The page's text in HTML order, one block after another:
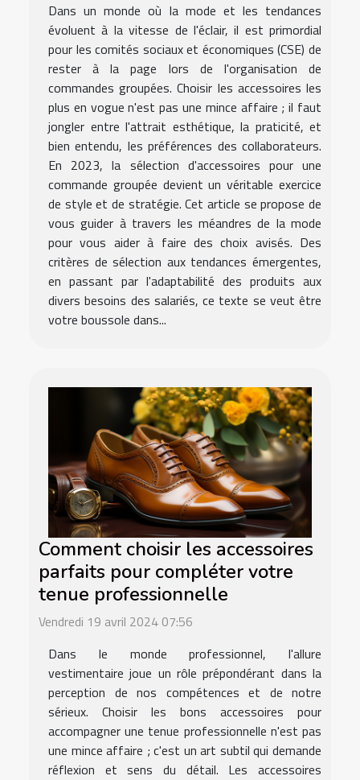
Dans un monde où la mode et les tendances
évoluent à la vitesse de l'éclair, il est primordial
pour les comités sociaux et économiques (CSE) de
rester à la page lors de l'organisation de
commandes groupées. Choisir les accessoires les
plus en vogue n'est pas une mince affaire ; il faut
jongler entre l'attrait esthétique, la praticité, et
bien entendu, les préférences des collaborateurs.
En 2023, la sélection d'accessoires pour une
commande groupée devient un véritable exercice
de style et de stratégie. Cet article se propose de
vous guider à travers les méandres de la mode
pour vous aider à faire des choix avisés. Des
critères de sélection aux tendances émergentes,
en passant par l'adaptabilité des produits aux
divers besoins des salariés, ce texte se veut être
votre boussole dans...
Comment choisir les accessoires
parfaits pour compléter votre
tenue professionnelle
Vendredi 19 avril 2024 07:56
Dans le monde professionnel, l'allure
vestimentaire joue un rôle prépondérant dans la
perception de nos compétences et de notre
sérieux. Choisir les bons accessoires pour
accompagner une tenue professionnelle n'est pas
une mince affaire ; c'est un art subtil qui demande
réflexion et sens du détail. Les accessoires